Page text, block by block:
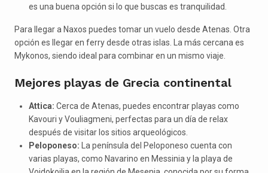
es una buena opción si lo que buscas es tranquilidad.
Para llegar a Naxos puedes tomar un vuelo desde Atenas. Otra
opción es llegar en ferry desde otras islas. La más cercana es
Mykonos, siendo ideal para combinar en un mismo viaje.
Mejores playas de Grecia continental
Attica: Cerca de Atenas, puedes encontrar playas como
Kavouri y Vouliagmeni, perfectas para un día de relax
después de visitar los sitios arqueológicos.
Peloponeso: La península del Peloponeso cuenta con
varias playas, como Navarino en Messinia y la playa de